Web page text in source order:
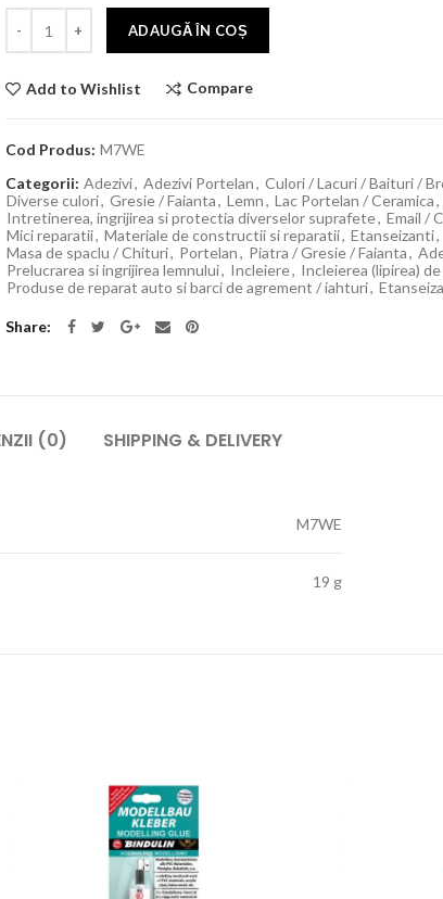
ADAUGĂ ÎN COȘ
Add to Wishlist Compare
Cod Produs: M7WE
Categorii: Adezivi, Adezivi Portelan, Culori / Lacuri / Baituri /
Diverse culori, Gresie / Faianta, Lemn, Lac Portelan / Ceramica,
Intretinerea, ingrijirea si protectia diverselor suprafete, Email /
Mici reparatii, Materiale de constructii si reparatii, Etanseizanti,
Masa de spaclu / Chituri, Portelan, Piatra / Gresie / Faianta,
Prelucrarea si ingrijirea lemnului, Incleiere, Incleierea (lipirea)
Produse de reparat auto si barci de agrement / iahturi,
Share
(0) SHIPPING & DELIVERY
M7WE
19 g